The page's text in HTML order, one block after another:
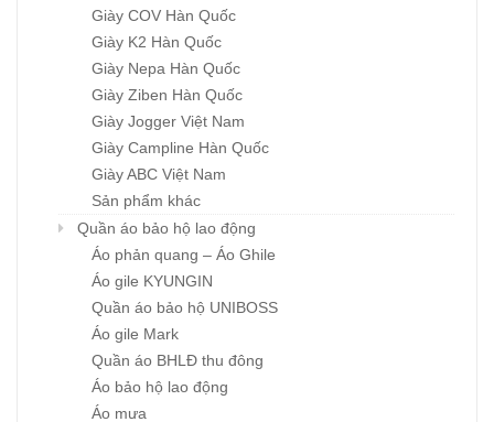
Giày COV Hàn Quốc
Giày K2 Hàn Quốc
Giày Nepa Hàn Quốc
Giày Ziben Hàn Quốc
Giày Jogger Việt Nam
Giày Campline Hàn Quốc
Giày ABC Việt Nam
Sản phẩm khác
Quần áo bảo hộ lao động
Áo phản quang – Áo Ghile
Áo gile KYUNGIN
Quần áo bảo hộ UNIBOSS
Áo gile Mark
Quần áo BHLĐ thu đông
Áo bảo hộ lao động
Áo mưa